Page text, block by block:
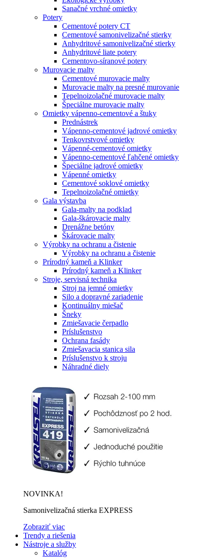
Sanačné vrchné omietky
Potery
Cementové potery CT
Cementové samonivelizačné stierky
Anhydritové samonivelizačné stierky
Anhydritové liate potery
Cementovo-síranové potery
Murovacie malty
Cementové murovacie malty
Murovacie malty na presné murovanie
Tepelnoizolačné murovacie malty
Špeciálne murovacie malty
Omietky vápenno-cementové a štuky
Prednástrek
Vápenno-cementové jadrové omietky
Tenkovrstvové omietky
Vápenné-cementové omietky
Vápenno-cementové ľahčené omietky
Špeciálne jadrové omietky
Vápenné omietky
Cementové soklové omietky
Tepelnoizolačné omietky
Gala výstavba
Gala-malty na podklad
Gala-škárovacie malty
Drenážne betóny
Škárovacie malty
Výrobky na ochranu a čistenie
Výrobky na ochranu a čistenie
Prírodný kameň a Klinker
Prírodný kameň a Klinker
Stroje, servisná technika
Stroj na jemné omietky
Silo a dopravné zariadenie
Kontinuálny miešač
Šneky
Zmiešavacie čerpadlo
Príslušenstvo
Ochrana fasády
Zmiešavacia stanica sila
Príslušenstvo k stroju
Náhradné diely
NOVINKA!
Samonivelizačná stierka EXPRESS
Zobraziť viac
Trendy a riešenia
Nástroje a služby
Katalóg